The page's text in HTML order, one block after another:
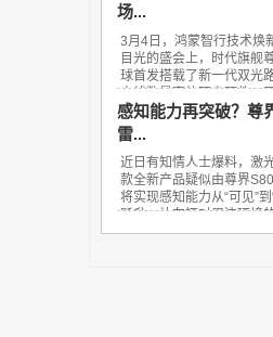
场...
3月4日，鸿蒙智行技术焕
目光的盛会上，时代旗舰
球首发搭载了新一代双光
产线数最高的顶尖硬件，
感知能力再突破？尊
雷...
近日有知情人士爆料，激
款全新产品疑似由尊界
将实现感知能力从“可见”
跃升，让车辆对周边环境